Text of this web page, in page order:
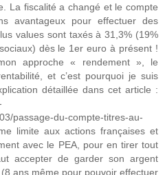
La fiscalité a changé et le compte
avantageux pour effectuer des
values sont taxés à 31,3% (19%
dès le 1er euro à présent !
approche « rendement », le
et c’est pourquoi je suis
détaillée dans cet article :
passage-du-compte-titres-au-
limite aux actions françaises et
avec le PEA, pour en tirer tout
accepter de garder son argent
ans même pour pouvoir effectuer